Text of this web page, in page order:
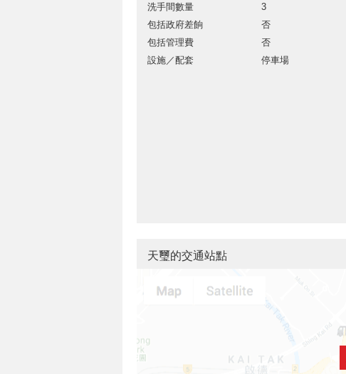
洗手間數量
3
包括政府差餉
否
包括管理費
否
設施／配套
停車場
天璽的交通站點